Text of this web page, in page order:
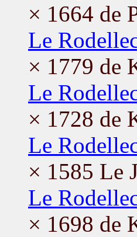
× 1664 de
Le
× 1779 de
Le
× 1728 de
Le
× 1585 Le
Le
× 1698 de